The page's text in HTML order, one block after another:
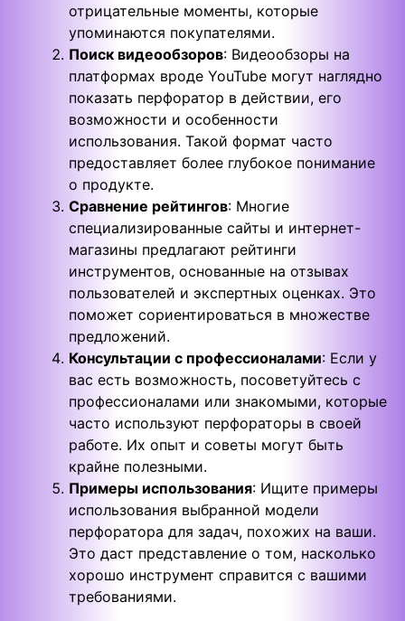
отрицательные моменты, которые
упоминаются покупателями.
Поиск видеообзоров: Видеообзоры на
платформах вроде YouTube могут наглядно
показать перфоратор в действии, его
возможности и особенности
использования. Такой формат часто
предоставляет более глубокое понимание
о продукте.
Сравнение рейтингов: Многие
специализированные сайты и интернет-
магазины предлагают рейтинги
инструментов, основанные на отзывах
пользователей и экспертных оценках. Это
поможет сориентироваться в множестве
предложений.
Консультации с профессионалами: Если у
вас есть возможность, посоветуйтесь с
профессионалами или знакомыми, которые
часто используют перфораторы в своей
работе. Их опыт и советы могут быть
крайне полезными.
Примеры использования: Ищите примеры
использования выбранной модели
перфоратора для задач, похожих на ваши.
Это даст представление о том, насколько
хорошо инструмент справится с вашими
требованиями.